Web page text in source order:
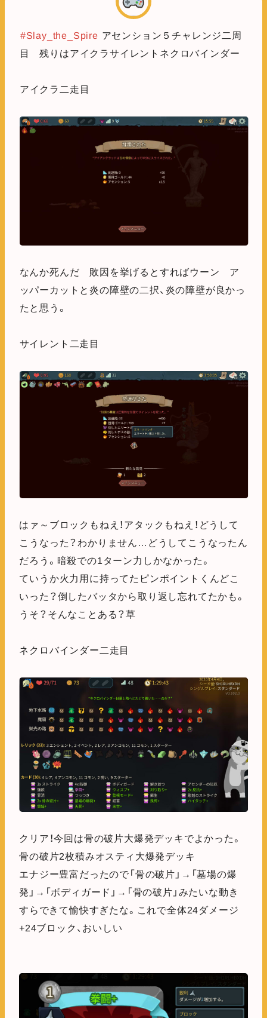
#Slay_the_Spire アセンション５チャレンジ二周
目 残りはアイクラサイレントネクロバインダー
アイクラ二走目
なんか死んだ 敗因を挙げるとすればウーン ア
ッパーカットと炎の障壁の二択、炎の障壁が良かっ
たと思う。
サイレント二走目
はァ～ブロックもねえ！アタックもねえ！どうして
こうなった？わかりません…どうしてこうなったん
だろう。暗殺での1ターン力しかなかった。
ていうか火力用に持ってたピンポイントくんどこ
いった？倒したバッタから取り返し忘れてたかも。
うそ？そんなことある？草
ネクロバインダー二走目
クリア！今回は骨の破片大爆発デッキでよかった。
骨の破片2枚積みオスティ大爆発デッキ
エナジー豊富だったので「骨の破片」→「墓場の爆
発」→「ボディガード」→「骨の破片」みたいな動き
すらできて愉快すぎたな。これで全体24ダメージ
+24ブロック、おいしい